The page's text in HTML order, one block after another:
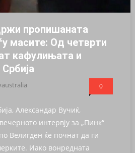
пропишаната
масите: Од четврти
кафулињата и
0
Александар Вучиќ,
интервју за „Пинк“
Велигден ќе почнат да ги
Иако вонредната